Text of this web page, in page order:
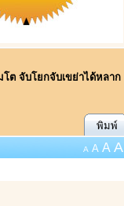
ต จับโยกจับเขย่าได้หลาก
พิมพ์
A A A A